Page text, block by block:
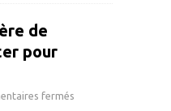
de
pour
fermés